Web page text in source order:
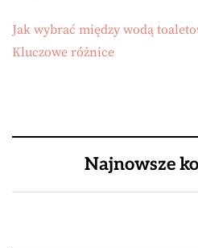
Jak wybrać między wodą
Kluczowe różnice
Najnowsze